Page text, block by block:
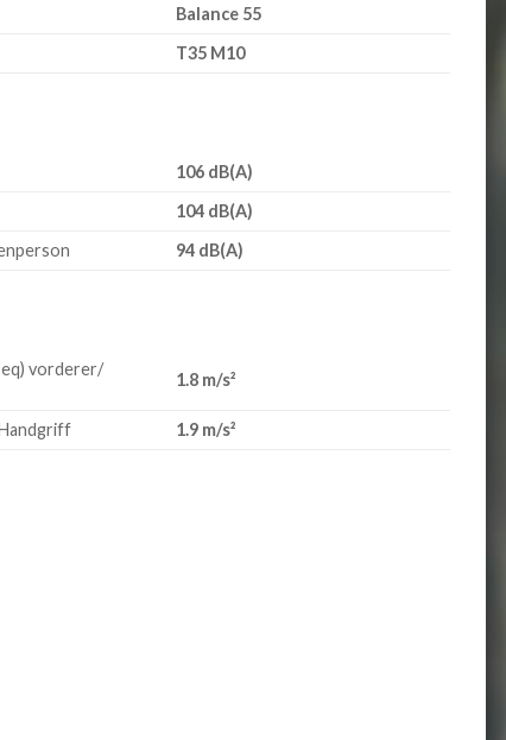
Balance 55
T35 M10
106 dB(A)
104 dB(A)
94 dB(A)
vorderer/
1.8 m/s²
1.9 m/s²